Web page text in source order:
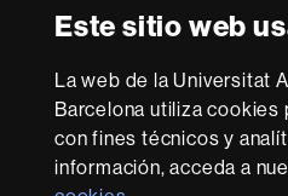
Este sitio web
La web de la Universitat
Barcelona utiliza
con fines técnicos y
información, acceda a
Con la